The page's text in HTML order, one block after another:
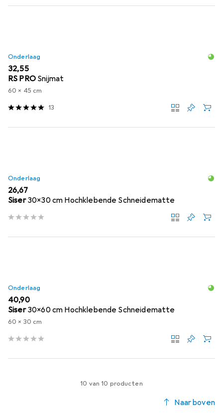
Onderlaag
EUR
32,55
RS PRO Snijmat
60 x 45 cm
13
Onderlaag
EUR
26,67
Siser 30x30 cm Hochklebende Schneidematte
Onderlaag
EUR
40,90
Siser 30x60 cm Hochklebende Schneidematte
60 x 30 cm
10 van 10 producten
Naar boven